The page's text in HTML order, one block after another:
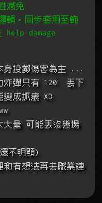
減免
輯，同步套用至範
help damage
身投擲傷害為主 ...
炸彈只有 120  丟下
成抓癢 XD
大量 可能丟沒幾場
不明顯)
和有想法再去職業建